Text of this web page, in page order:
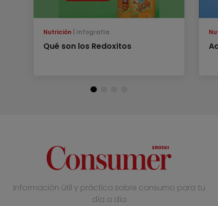
Nutrición Infografía
Qué son los Redoxitos
Información útil y práctica sobre consumo para tu
día a día